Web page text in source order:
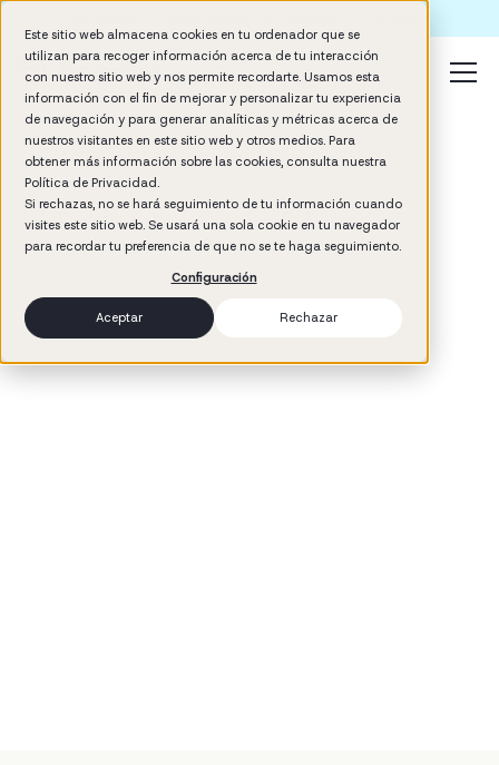
Este sitio web almacena cookies en tu ordenador que se
utilizan para recoger información acerca de tu interacción
con nuestro sitio web y nos permite recordarte. Usamos esta
información con el fin de mejorar y personalizar tu experiencia
de navegación y para generar analíticas y métricas acerca de
nuestros visitantes en este sitio web y otros medios. Para
obtener más información sobre las cookies, consulta nuestra
Política de Privacidad.
Si rechazas, no se hará seguimiento de tu información cuando
visites este sitio web. Se usará una sola cookie en tu navegador
para recordar tu preferencia de que no se te haga seguimiento.
Configuración
Aceptar Rechazar
min read